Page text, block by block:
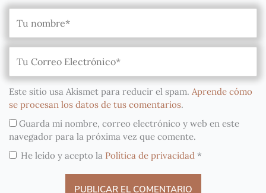
Este sitio usa Akismet para reducir el spam. Aprende cómo
se procesan los datos de tus comentarios.
Guarda mi nombre, correo electrónico y web en este
navegador para la próxima vez que comente.
He leído y acepto la Política de privacidad *